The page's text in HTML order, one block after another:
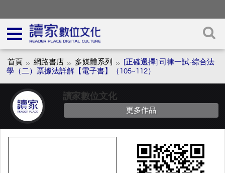
首頁 網路書店 多媒體系列
[正確選擇] 司律一試-綜合法
學（二）票據法詳解【電子書】（105~112）
讀家數位文化
更多作品